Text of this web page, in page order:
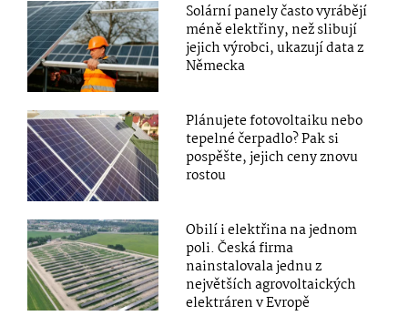
Solární panely často vyrábějí
méně elektřiny, než slibují
jejich výrobci, ukazují data z
Německa
Plánujete fotovoltaiku nebo
tepelné čerpadlo? Pak si
pospěšte, jejich ceny znovu
rostou
Obilí i elektřina na jednom
poli. Česká firma
nainstalovala jednu z
největších agrovoltaických
elektráren v Evropě